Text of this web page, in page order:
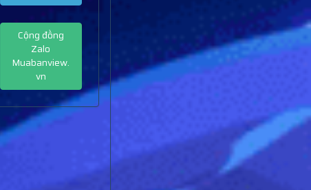
Cộng đồng
Zalo
Muabanview.
vn